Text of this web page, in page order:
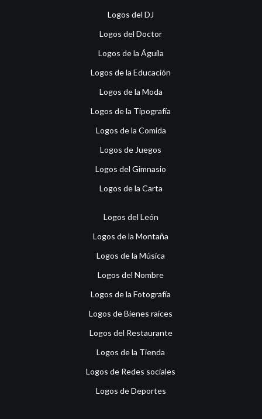
Logos del DJ
Logos del Doctor
Logos de la Águila
Logos de la Educación
Logos de la Moda
Logos de la Tipografía
Logos de la Comida
Logos de Juegos
Logos del Gimnasio
Logos de la Carta
Logos del León
Logos de la Montaña
Logos de la Música
Logos del Nombre
Logos de la Fotografía
Logos de Bienes raíces
Logos del Restaurante
Logos de la Tienda
Logos de Redes sociales
Logos de Deportes